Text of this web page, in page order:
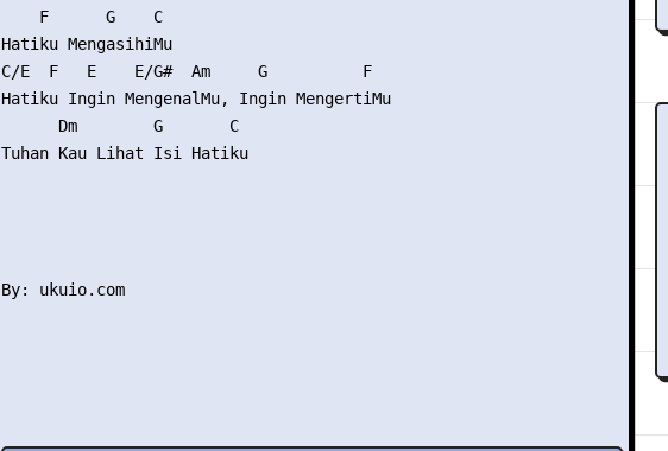
    F      G    C
Hatiku MengasihiMu
C/E  F   E    E/G#  Am     G          F
Hatiku Ingin MengenalMu, Ingin MengertiMu
      Dm        G       C
Tuhan Kau Lihat Isi Hatiku